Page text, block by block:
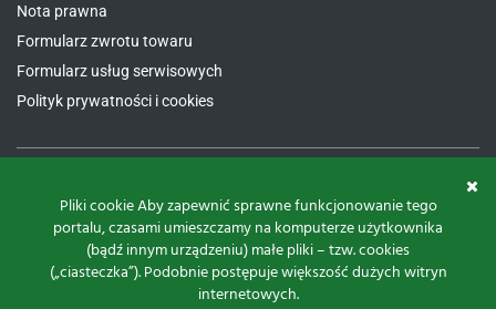
Nota prawna
Formularz zwrotu towaru
Formularz usług serwisowych
Polityk prywatności i cookies
Proxima Spółka Jawna W.M. Fredrych, M. Fredrych
Polna 23A, 87-100 Toruń
9561939535
Pliki cookie Aby zapewnić sprawne funkcjonowanie tego
portalu, czasami umieszczamy na komputerze użytkownika
(bądź innym urządzeniu) małe pliki – tzw. cookies
(„ciasteczka”). Podobnie postępuje większość dużych witryn
internetowych.